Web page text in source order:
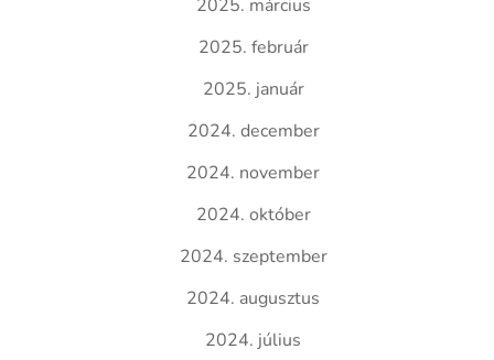
2025. március
2025. február
2025. január
2024. december
2024. november
2024. október
2024. szeptember
2024. augusztus
2024. július